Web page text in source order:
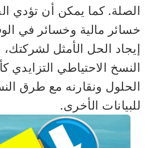
الصلة. كما يمكن أن تؤدي
خسائر مالية وخسائر في
إيجاد الحل الأمثل
النسخ الاحتياطي التزايدي
الحلول ونقارنه مع طرق
للبيانات الأخرى.